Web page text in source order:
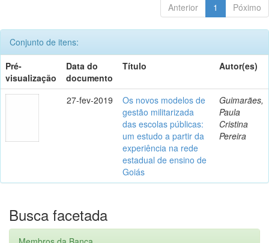
Anterior 1 Póximo
Conjunto de itens:
Pré-
visualização
Data do
documento
Título Autor(es)
27-fev-2019
Os novos modelos de
gestão militarizada
das escolas públicas:
um estudo a partir da
experiência na rede
estadual de ensino de
Goiás
Guimarães,
Paula
Cristina
Pereira
Busca facetada